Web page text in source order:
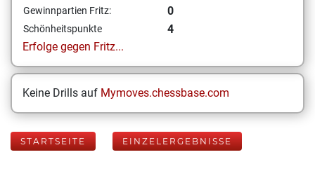
Gewinnpartien Fritz: 0
Schönheitspunkte
4
Erfolge gegen Fritz...
Keine Drills auf Mymoves.chessbase.com
STARTSEITE EINZELERGEBNISSE